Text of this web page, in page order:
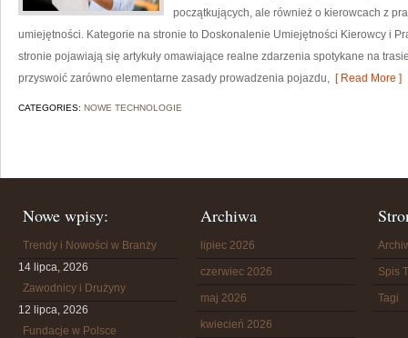
początkujących, ale również o kierowcach z
umiejętności. Kategorie na stronie to Doskonalenie Umiejętności Kierowcy i
stronie pojawiają się artykuły omawiające realne zdarzenia spotykane na
przyswoić zarówno elementarne zasady prowadzenia pojazdu, [ Read More ]
CATEGORIES: NOWE TECHNOLOGIE
Nowe wpisy:
Trendy i Nowości w Branży
14 lipca, 2026
Zawodnicy i Drużyny
12 lipca, 2026
Fundacje w Polsce
Archiwa
lipiec 2026
czerwiec 2026
maj 2026
kwiecień 2026
Spis
Tagi